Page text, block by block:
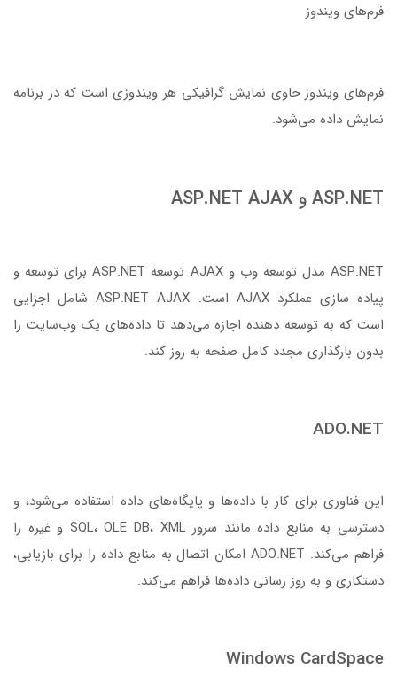
فرم‌های ویندوز
فرم‌های ویندوز حاوی نمایش گرافیکی هر ویندوزی است که در برنامه
نمایش داده می‌شود.
ASP.NET و ASP.NET AJAX
ASP.NET مدل توسعه وب و AJAX توسعه ASP.NET برای توسعه و
پیاده سازی عملکرد AJAX است. ASP.NET AJAX شامل اجزایی
است که به توسعه دهنده اجازه می‌دهد تا داده‌های یک وب‌سایت را
بدون بارگذاری مجدد کامل صفحه به روز کند.
ADO.NET
این فناوری برای کار با داده‌ها و پایگاه‌های داده استفاده می‌شود،‌ و
دسترسی به منابع داده مانند سرور SQL، OLE DB، XML و غیره را
فراهم می‌کند. ADO.NET امکان اتصال به منابع داده را برای بازیابی،
دستکاری و به روز رسانی داده‌ها فراهم می‌کند.
Windows CardSpace